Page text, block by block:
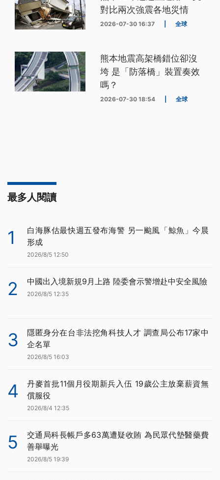
對比兩次強震各地災情
2026-07-30 16:37 全球
熊本地震高架橋錯位卻沒
垮 是「防落橋」裝置奏效
嗎？
2026-07-30 18:54 全球
最多人閱讀
1
白海豚估最快週五發布海警 另一颱風「鯨魚」今晨
形成
2026/8/5 12:50
2 中國出入境新規9月上路 陸委會示警增赴中安全風險
2026/8/5 12:35
3
隱匿身分在台非法挖角科技人才 調查局公布17家中
企名單
2026/8/5 16:03
4
丹麥首批11個月役期新兵入伍 19歲公主放棄薪資無
償服役
2026/8/4 12:35
5
交通局科長帳戶多63萬遭疑收賄 為民眾代墊醫藥費
善舉曝光
2026/8/5 19:39